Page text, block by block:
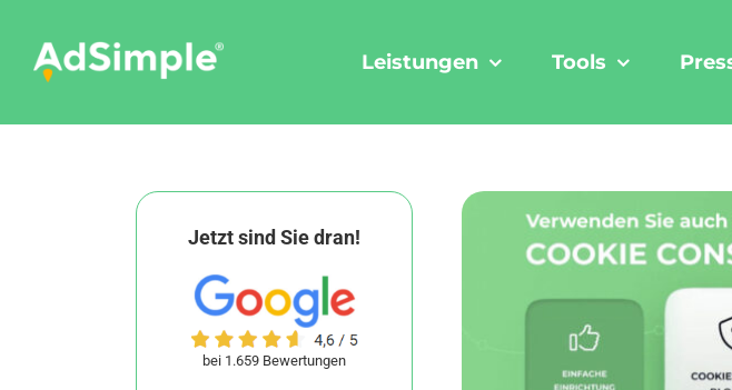
content
Leistungen Tools
Jetzt sind Sie dran!
bei 1.659 Bewertungen